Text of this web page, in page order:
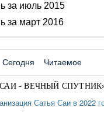
за июль 2015
за март 2016
Сегодня Читаемое
САИ - ВЕЧНЫЙ
Сатья Саи в 2022